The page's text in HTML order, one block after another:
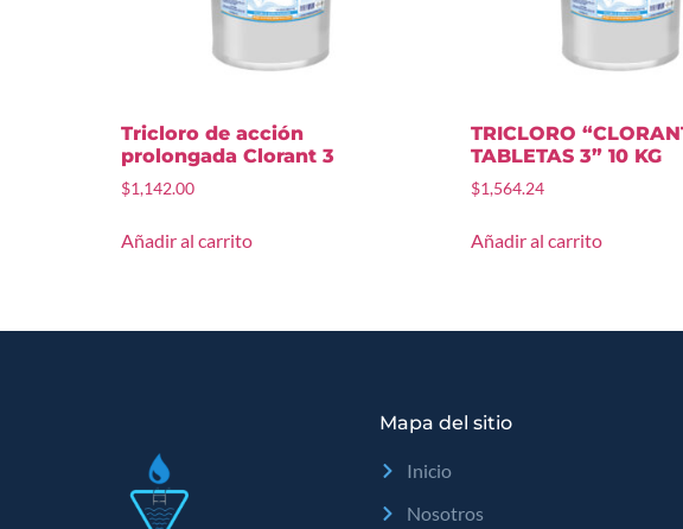
Tricloro de acción
prolongada Clorant 3
$1,142.00
Añadir al carrito
TRICLORO
TABLETAS 3” 10 KG
$1,564.24
Añadir al carrito
Mapa del sitio
Inicio
Nosotros